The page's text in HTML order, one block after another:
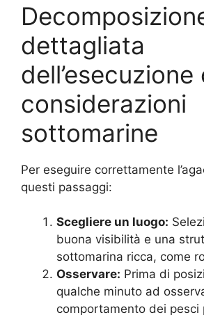
dettagliata
dell’esecuzione
considerazioni
sottomarine
Per eseguire correttamente
questi passaggi:
Scegliere un luogo:
buona visibilità e una
sottomarina ricca, come
Osservare: Prima di
qualche minuto ad
comportamento dei pesci